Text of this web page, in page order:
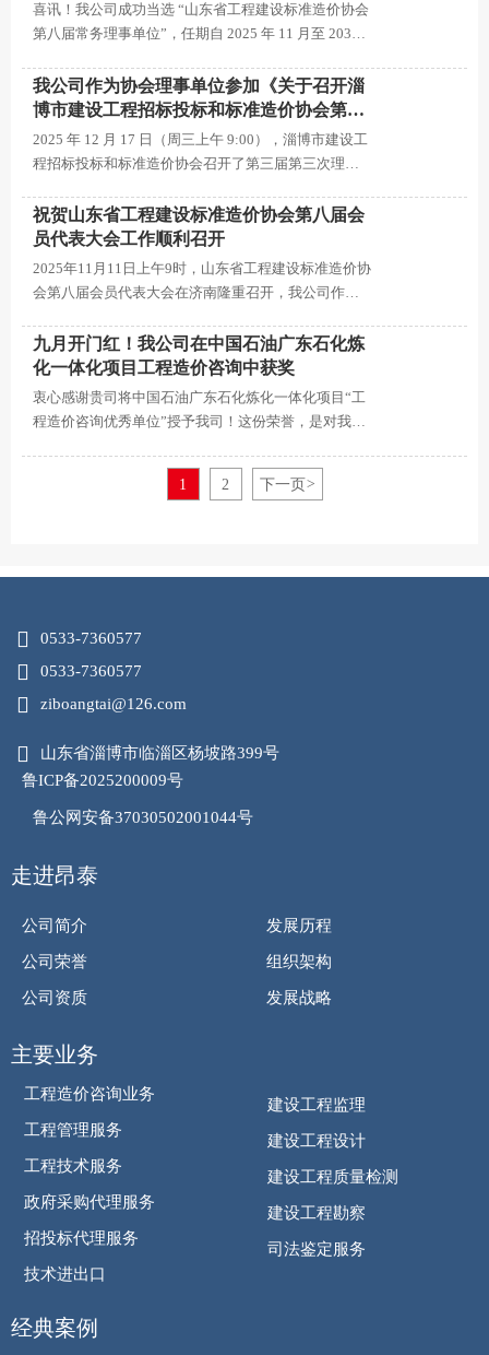
喜讯！我公司成功当选 “山东省工程建设标准造价协会
第八届常务理事单位”，任期自 2025 年 11 月至 2030
可，也意味着我们将以更积极的姿态参与行业标准建
设、推动领域发展。未来，昂泰将继续秉持专业、责
任的理念，与协会及同业伙伴携手，共促工程建设标
准造价领域的高质量前行！
我公司作为协会理事单位参加《关于召开淄
博市建设工程招标投标和标准造价协会第三
届第三次理事会会议的通知》
2025 年 12 月 17 日（周三上午 9:00），淄博市建设工
程招标投标和标准造价协会召开了第三届第三次理事
祝贺山东省工程建设标准造价协会第八届会
员代表大会工作顺利召开
2025年11月11日上午9时，山东省工程建设标准造价协
会第八届会员代表大会在济南隆重召开，我公司作为
同仁共赴行业发展之约。
九月开门红！我公司在中国石油广东石化炼
化一体化项目工程造价咨询中获奖
衷心感谢贵司将中国石油广东石化炼化一体化项目“工
程造价咨询优秀单位”授予我司！这份荣誉，是对我们
肯定，更离不开贵司全程的信任与协同。未来，我们
将继续聚焦项目核心需求，以更专业的核算、更精细
1 2 下一页>
 0533-7360577
 0533-7360577
 ziboangtai@126.com

山东省淄博市临淄区杨坡路399号
鲁ICP备2025200009号
鲁公网安备37030502001044号
走进昂泰
公司简介
公司荣誉
公司资质
发展历程
组织架构
发展战略
主要业务
工程造价咨询业务
工程管理服务
工程技术服务
政府采购代理服务
招投标代理服务
技术进出口
建设工程监理
建设工程设计
建设工程质量检测
建设工程勘察
司法鉴定服务
经典案例